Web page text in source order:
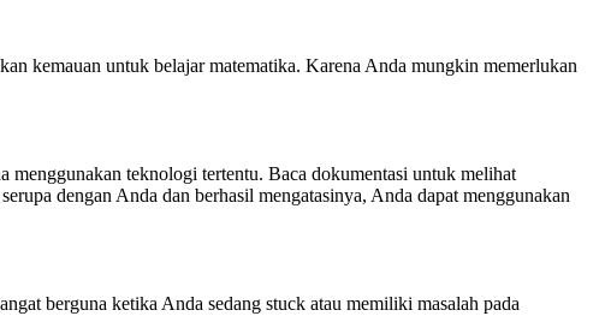
kemauan untuk belajar matematika. Karena Anda mungkin memerlukan
menggunakan teknologi tertentu. Baca dokumentasi untuk melihat
dengan Anda dan berhasil mengatasinya, Anda dapat menggunakan
berguna ketika Anda sedang stuck atau memiliki masalah pada